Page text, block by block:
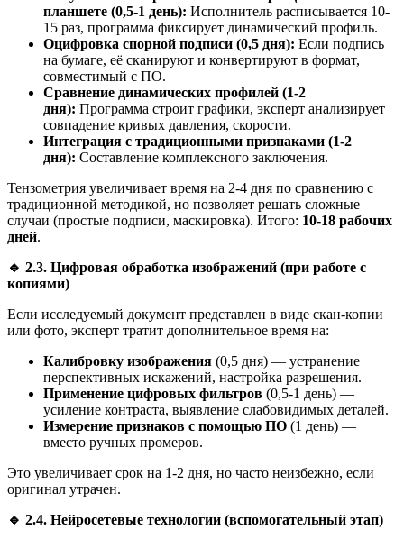
планшете (0,5-1 день): Исполнитель расписывается 10-
15 раз, программа фиксирует динамический профиль.
Оцифровка спорной подписи (0,5 дня): Если подпись
на бумаге, её сканируют и конвертируют в формат,
совместимый с ПО.
Сравнение динамических профилей (1-2
дня): Программа строит графики, эксперт анализирует
совпадение кривых давления, скорости.
Интеграция с традиционными признаками (1-2
дня): Составление комплексного заключения.
Тензометрия увеличивает время на 2-4 дня по сравнению с
традиционной методикой, но позволяет решать сложные
случаи (простые подписи, маскировка). Итого: 10-18 рабочих
дней.
🔹 2.3. Цифровая обработка изображений (при работе с
копиями)
Если исследуемый документ представлен в виде скан-копии
или фото, эксперт тратит дополнительное время на:
Калибровку изображения (0,5 дня) — устранение
перспективных искажений, настройка разрешения.
Применение цифровых фильтров (0,5-1 день) —
усиление контраста, выявление слабовидимых деталей.
Измерение признаков с помощью ПО (1 день) —
вместо ручных промеров.
Это увеличивает срок на 1-2 дня, но часто неизбежно, если
оригинал утрачен.
🔹 2.4. Нейросетевые технологии (вспомогательный этап)